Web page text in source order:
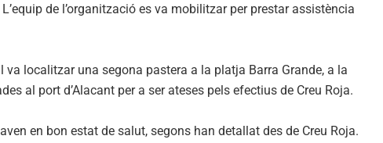
de l’organització es va mobilitzar per prestar assistència
localitzar una segona pastera a la platja Barra Grande, a la
al port d’Alacant per a ser ateses pels efectius de Creu Roja.
en bon estat de salut, segons han detallat des de Creu Roja.